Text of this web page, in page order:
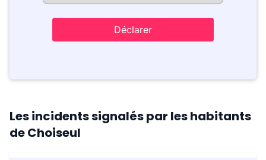
Déclarer
Les incidents signalés par les habitants
de Choiseul